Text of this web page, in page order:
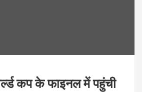
कप के फाइनल में पहुंची